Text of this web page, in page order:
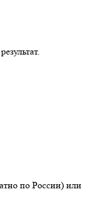
по России) или